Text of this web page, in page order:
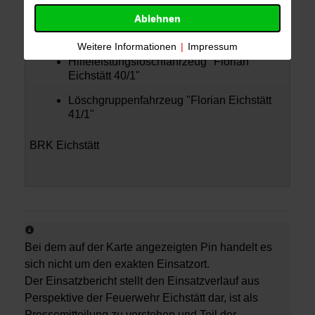
FF Eichstätt
Hilfeleistungslöschfahrzeug "Florian
Eichstätt 40/1"
Löschgruppenfahrzeug "Florian Eichstätt
41/1"
BRK Eichstätt
Bei dem auf der Karte angezeigten Pin handelt es
sich nicht um den exakten Einsatzort.
Der Einsatzbericht stellt den Einsatzverlauf aus
Perspektive der Feuerwehr Eichstätt dar, ist als
Ablehnen
Weitere Informationen | Impressum